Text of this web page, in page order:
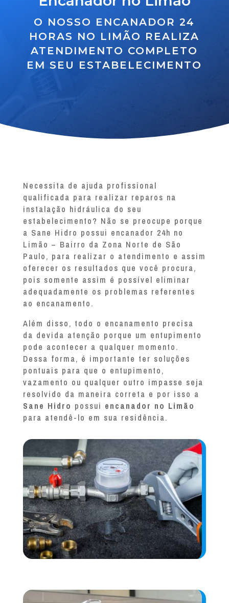
O NOSSO ENCANADOR 24
HORAS NO LIMÃO REALIZA
ATENDIMENTO COMPLETO
EM SEU ESTABELECIMENTO
Necessita de ajuda profissional
qualificada para realizar reparos na
instalação hidráulica do seu
estabelecimento? Não se preocupe porque
a Sane Hidro possui encanador 24h no
Limão – Bairro da Zona Norte de São
Paulo, para realizar o atendimento e assim
oferecer os resultados que você procura,
pois somente assim é possível eliminar
adequadamente os problemas referentes
ao encanamento.
Além disso, todo o encanamento precisa
da devida atenção porque um entupimento
pode acontecer a qualquer momento.
Dessa forma, é importante ter soluções
pontuais para que o entupimento,
vazamento ou qualquer outro impasse seja
resolvido da maneira correta e por isso a
Sane Hidro possui encanador no Limão
para atendê-lo em sua residência.